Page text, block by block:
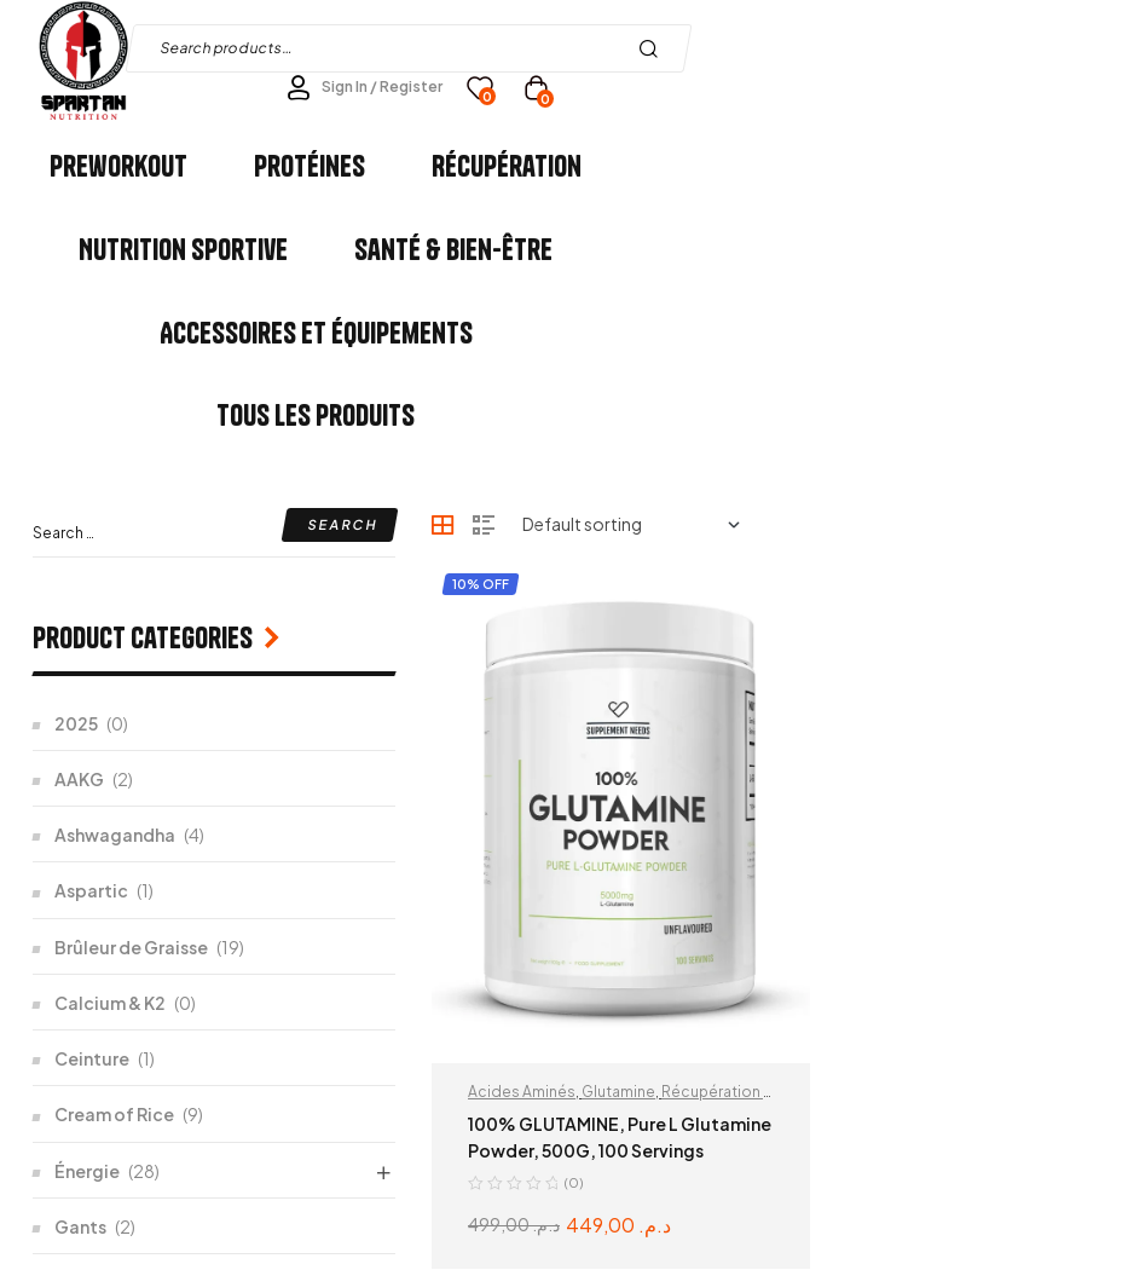
Sign In / Register
0 0
Preworkout Protéines Récupération
Nutrition Sportive Santé & Bien-être
Accessoires et Équipements
Tous les Produits
10% OFF
Acides Aminés, Glutamine, Récupération &
Hydratation
100% GLUTAMINE, Pure L Glutamine
Powder, 500G, 100 Servings
(0)
د.م.499,00 د.م.
Product categories
2025 (0)
AAKG (2)
Ashwagandha (4)
Aspartic (1)
Brûleur de Graisse (19)
Calcium & K2 (0)
Ceinture (1)
Cream of Rice (9)
Énergie (28)
Gants (2)